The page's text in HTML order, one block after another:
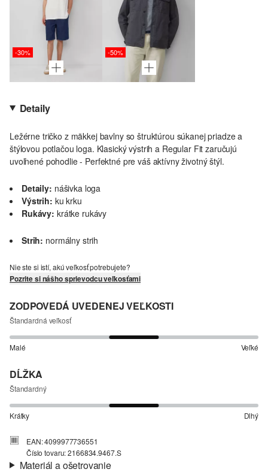
-30% -50%
Detaily
Ležérne tričko z mäkkej bavlny so štruktúrou súkanej priadze a
štýlovou potlačou loga. Klasický výstrih a Regular Fit zaručujú
uvoľnené pohodlie - Perfektné pre váš aktívny životný štýl.
Detaily: nášivka loga
Výstrih: ku krku
Rukávy: krátke rukávy
Strih: normálny strih
Nie ste si istí, akú veľkosť potrebujete?
Pozrite si nášho sprievodcu veľkosťami
ZODPOVEDÁ UVEDENEJ VEĽKOSTI
Štandardná veľkosť
Malé Veľké
DĹŽKA
Štandardný
Krátky Dlhý
EAN: 4099977736551
Číslo tovaru: 2166834.9467.S
Materiál a ošetrovanie